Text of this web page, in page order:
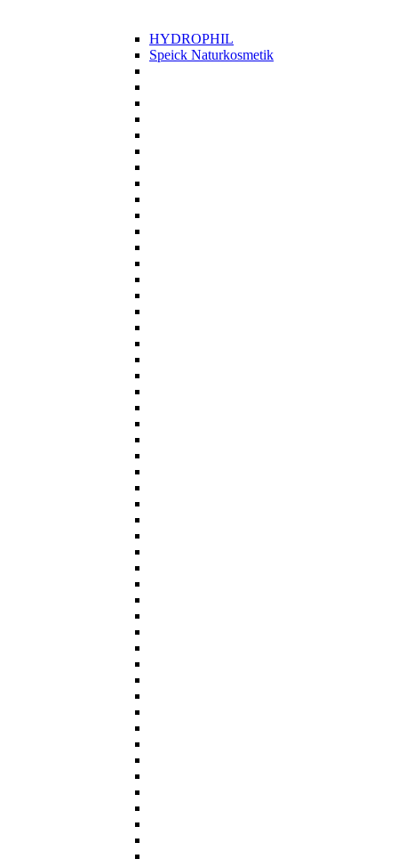
HYDROPHIL
Speick Naturkosmetik